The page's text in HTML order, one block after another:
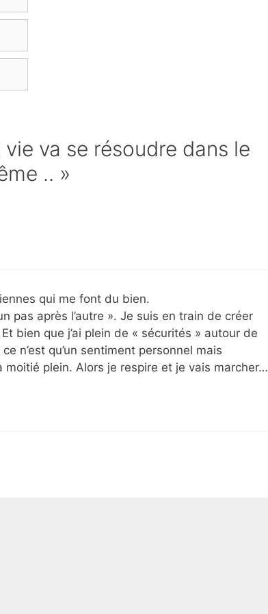
va se résoudre dans le
.. »
qui me font du bien.
pas après l’autre ». Je suis en train de créer
bien que j’ai plein de « sécurités » autour de
n’est qu’un sentiment personnel mais
plein. Alors je respire et je vais marcher…